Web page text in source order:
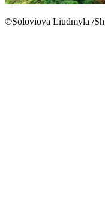
©Soloviova Liudmyla /